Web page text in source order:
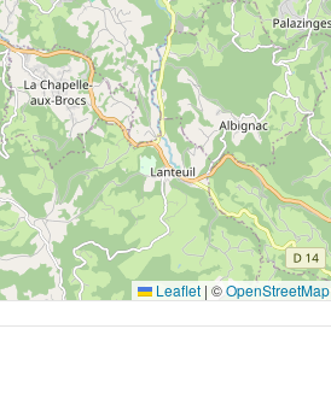
Leaflet | ©OpenStreetMap